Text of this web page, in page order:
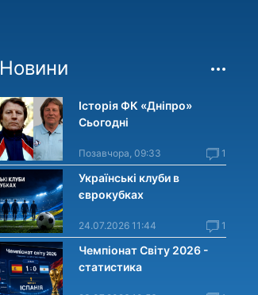
Новини
Історія ФК «Дніпро»
Сьогодні
Позавчора, 09:33 1
Українські клуби в
єврокубках
24.07.2026 11:44 1
Чемпіонат Світу 2026 -
статистика